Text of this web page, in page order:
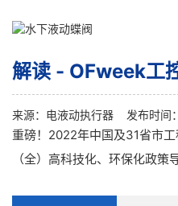
解读 - OFweek工
来源： 电液动执行器 发布时间
重磅！2022年中国及31省市
（全）高科技化、环保化政策